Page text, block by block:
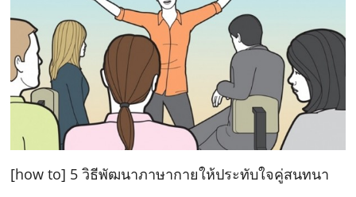
[how to] 5 วิธีพัฒนาภาษากายให้ประทับใจคู่สนทนา